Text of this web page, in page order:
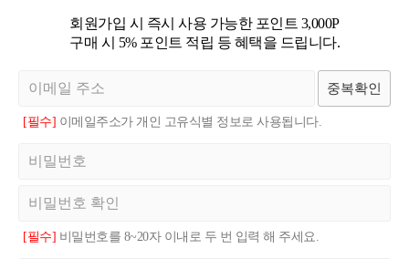
회원가입 시 즉시 사용 가능한 포인트 3,000P
구매 시 5% 포인트 적립 등 혜택을 드립니다.
중복확인
[필수] 이메일주소가 개인 고유식별 정보로 사용됩니다.
[필수] 비밀번호를 8~20자 이내로 두 번 입력 해 주세요.